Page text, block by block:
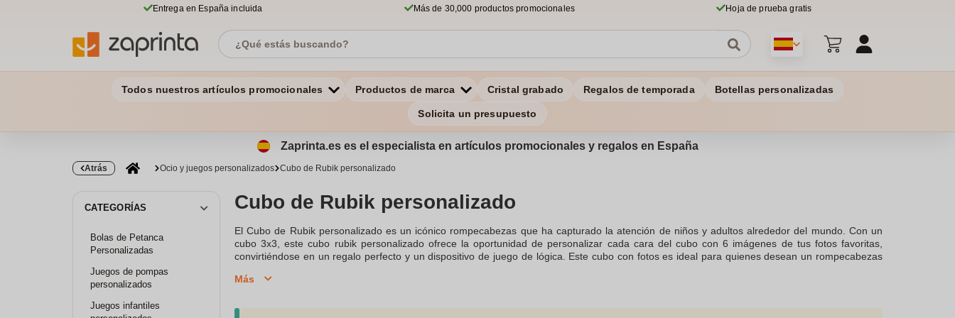
Entrega en España incluida Más de 30,000 productos promocionales Hoja de prueba gratis
Todos nuestros artículos promocionales Productos de marca Cristal grabado Regalos de temporada Botellas personalizadas
Solicita un presupuesto
Zaprinta.es es el especialista en artículos promocionales y regalos en España
Atrás Ocio y juegos personalizados Cubo de Rubik personalizado
CATEGORÍAS
Bolas de Petanca
Personalizadas
Juegos de pompas
personalizados
Juegos infantiles
Cubo de Rubik personalizado
El Cubo de Rubik personalizado es un icónico rompecabezas que ha capturado la atención de niños y adultos alrededor del mundo. Con un
cubo 3x3, este cubo rubik personalizado ofrece la oportunidad de personalizar cada cara del cubo con 6 imágenes de tus fotos favoritas,
convirtiéndose en un regalo perfecto y un dispositivo de juego de lógica. Este cubo con fotos es ideal para quienes desean un rompecabezas
imprimir imágenes y garantizar una alta calidad en cada detalle. Además de ser un cubo de rubik personalizado, también se destaca como un
duradero, ideal para un regalo ideal en celebraciones como San Valentín o para animar cualquier piñata.Este cubo se convierte en un artículo
Más